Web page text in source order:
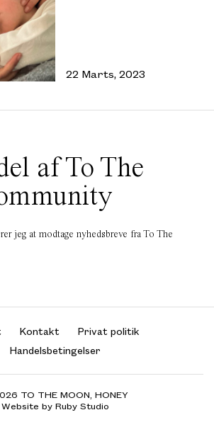
22 Marts, 2023
af To The
jeg at modtage nyhedsbreve fra To The
Kontakt
Privat politik
Handelsbetingelser
TO THE MOON, HONEY
Website by Ruby Studio